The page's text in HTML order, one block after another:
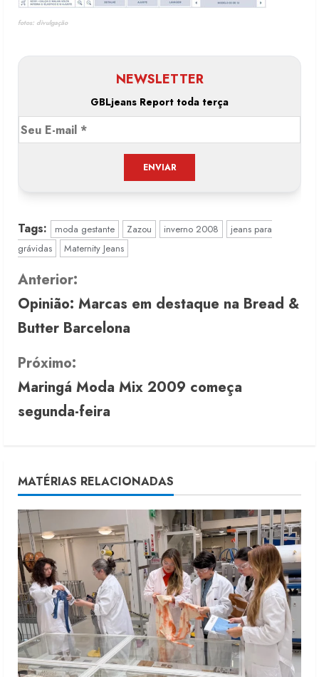
fotos: divulgação
NEWSLETTER
GBLjeans Report toda terça
Tags: moda gestante Zazou inverno 2008
jeans para
grávidas
Maternity Jeans
C
o
n
t
i
e
R
e
a
d
i
Anterior:
Opinião: Marcas em destaque na Bread &
Butter Barcelona
Próximo:
Maringá Moda Mix 2009 começa
segunda-feira
MATÉRIAS RELACIONADAS